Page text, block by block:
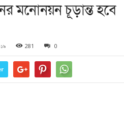
মনোনয়ন চূড়ান্ত হবে
281 0